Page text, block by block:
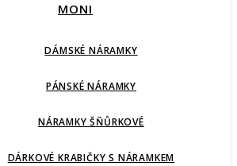
MONI
DÁMSKÉ NÁRAMKY
PÁNSKÉ NÁRAMKY
NÁRAMKY ŠŇŮRKOVÉ
DÁRKOVÉ KRABIČKY S NÁRAMKEM